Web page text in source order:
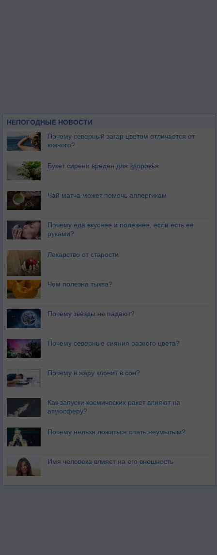
НЕПОГОДНЫЕ НОВОСТИ
Почему северный загар цветом отличается от
южного?
Букет сирени вреден для здоровья
Чай матча может помочь аллергикам
Почему еда вкуснее и полезнее, если есть её
руками?
Лекарство от старости
Чем полезна тыква?
Почему звёзды не падают?
Почему северные сияния разного цвета?
Почему в жару клонит в сон?
Как запуски космических ракет влияют на
атмосферу?
Почему нельзя ложиться спать неумытым?
Имя человека влияет на его внешность